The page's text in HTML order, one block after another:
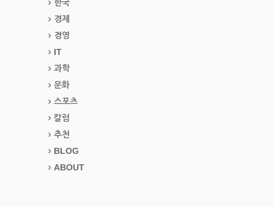
한국
경제
경영
IT
과학
문화
스포츠
칼럼
추천
BLOG
ABOUT